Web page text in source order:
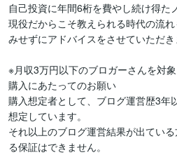
自己投資に年間6桁を費やし続け得た
現役だからこそ教えられる時代の流
みせずにアドバイスをさせていただき
※月収3万円以下のブロガーさんを対象
購入にあたってのお願い
購入想定者として、ブログ運営歴3年
想定しています。
それ以上のブログ運営結果が出てい
る保証はできません。